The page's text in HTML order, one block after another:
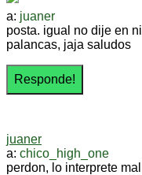
a: juaner
posta. igual no dije en
palancas, jaja saludos
juaner
a: chico_high_one
perdon, lo interprete mal